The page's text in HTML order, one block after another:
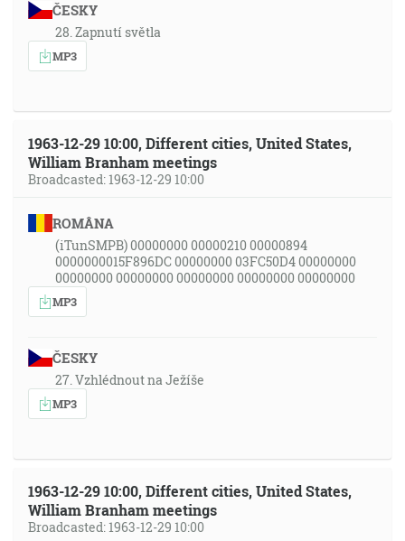
ČESKY
28. Zapnutí světla
MP3
1963-12-29 10:00, Different cities, United States,
William Branham meetings
Broadcasted: 1963-12-29 10:00
ROMÂNA
(iTunSMPB) 00000000 00000210 00000894
0000000015F896DC 00000000 03FC50D4 00000000
00000000 00000000 00000000 00000000 00000000
MP3
ČESKY
27. Vzhlédnout na Ježíše
MP3
1963-12-29 10:00, Different cities, United States,
William Branham meetings
Broadcasted: 1963-12-29 10:00